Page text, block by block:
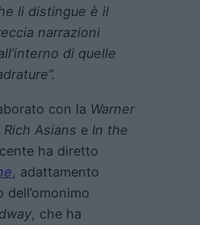
li distingue è il
narrazioni
di quelle
con la Warner
Rich Asians e In the
ha diretto
, adattamento
, che ha